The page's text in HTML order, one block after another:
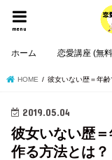
menu
ホーム 恋愛講座 (無
HOME 彼女いない歴＝年
2019.05.04
彼女いない歴
作る方法とは